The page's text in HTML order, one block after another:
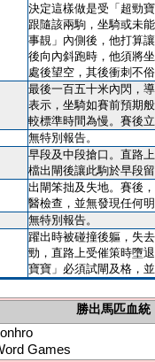
決定這樣做是受「超勁
跟隨該兩駒，坐騎或未
事靚」內側後，他打算
後向內斜跑時，他須將
處後望空，其後衝刺不
最後一百五十米內閃，
表示，坐騎如賽前預期
較標準時間為慢。賽後
無特別報告。
早段及中段搶口。直路
檔出閘後讓此駒於早段
出閘笨拙及失地。賽後
醫檢查，並無發現任何
無特別報告。
躍出時被碰撞後軀，失
勁，直路上受催策時墮
寶寶」必須試閘及格，
勝出馬匹血統
Games